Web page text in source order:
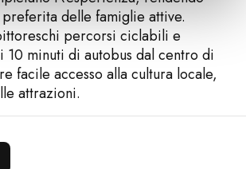
delle famiglie attive.
percorsi ciclabili e
10 minuti di autobus dal centro di
facile accesso alla cultura locale,
attrazioni.